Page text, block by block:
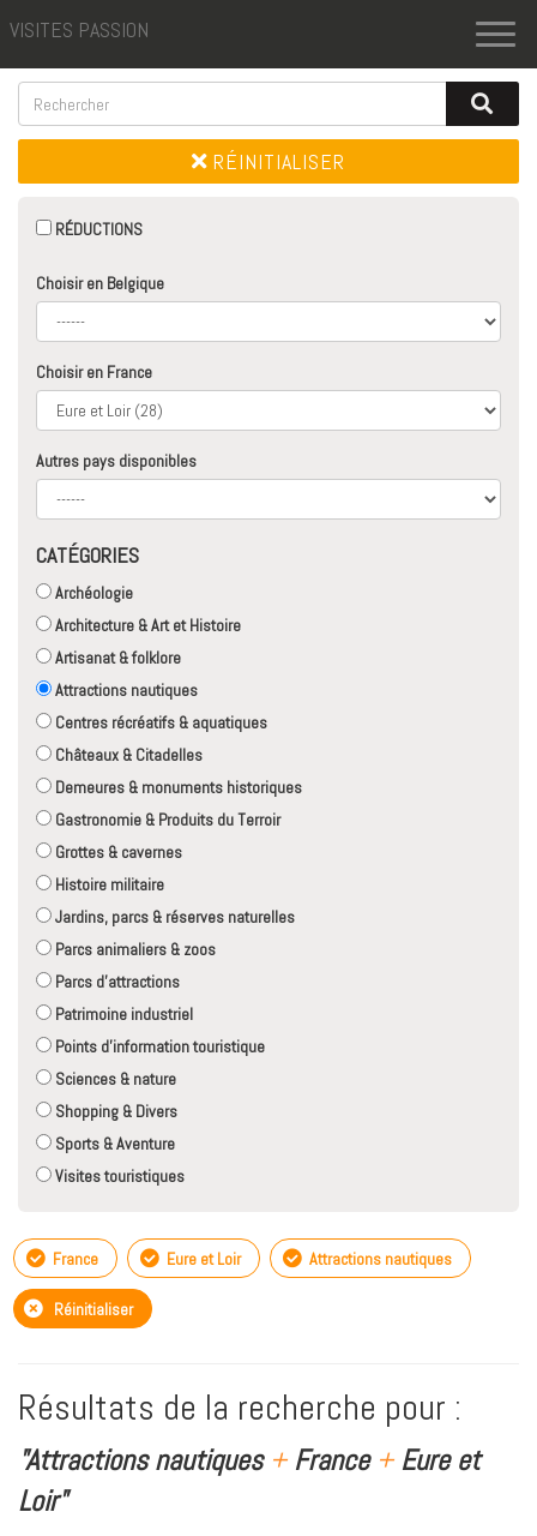
VISITES PASSION
RÉINITIALISER
RÉDUCTIONS
Choisir en Belgique
Choisir en France
Autres pays disponibles
CATÉGORIES
Archéologie
Architecture & Art et Histoire
Artisanat & folklore
Attractions nautiques
Centres récréatifs & aquatiques
Châteaux & Citadelles
Demeures & monuments historiques
Gastronomie & Produits du Terroir
Grottes & cavernes
Histoire militaire
Jardins, parcs & réserves naturelles
Parcs animaliers & zoos
Parcs d'attractions
Patrimoine industriel
Points d'information touristique
Sciences & nature
Shopping & Divers
Sports & Aventure
Visites touristiques
France Eure et Loir Attractions nautiques
Réinitialiser
Résultats de la recherche pour :
"Attractions nautiques +France +Eure et
Loir"